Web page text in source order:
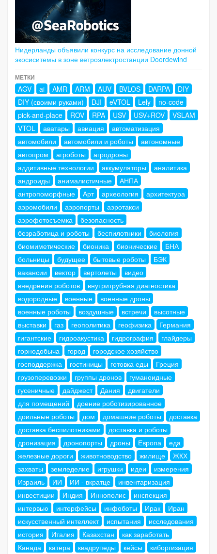
Нидерланды объявили конкурс на исследование донной
экосиситемы в зоне ветроэлектростанции Doordewind
МЕТКИ
AGV ai AMR ARM AUV BVLOS DARPA
DIY
DIY (своими руками)
DJI eVTOL Lely
no-code
pick-and-place
ROV RPA USV USV+ROV
VSLAM
VTOL
аватары авиация
автоматизация
автомобили
автомобили и роботы
автономные
автопром
агроботы
агродроны
аддитивные технологии
аккумуляторы
аналитика
андроиды
анималистичные
АНПА
антропоморфные
Арт археология
архитектура
аэромобили
аэропорты
аэротакси
аэрофотосъемка
безопасность
безработица и роботы
беспилотники
биология
биомиметические
бионика бионические
БНА
больницы
будущее бытовые роботы
БЭК
вакансии
вектор вертолеты
видео
внедрения роботов
внутритрубная диагностика
водородные
военные
военные дроны
военные роботы
воздушные встречи
высотные
выставки
газ геополитика геофизика
Германия
гигантские
гидроакустика гидрография
глайдеры
горнодобыча
город
городское хозяйство
господдержка
гостиницы готовка еды
Греция
грузоперевозки
группы дронов
гуманоидные
гусеничные
дайджест Дания
двигатели
для помещений
доение роботизированное
доильные роботы
дом домашние роботы
доставка
доставка беспилотниками
доставка и роботы
дронизация
дронопорты дроны Европа
еда
железные дороги
животноводство жилище
ЖКХ
захваты
земледелие игрушки идеи
измерения
Израиль
ИИ ИИ - вкратце
инвентаризация
инвестиции
Индия Иннополис
инспекция
интервью
интерфейсы инфоботы Ирак
Иран
искусственный интеллект
испытания
исследования
история
Италия Казахстан
как заработать
Канада
катера квадрупеды кейсы
киборгизация